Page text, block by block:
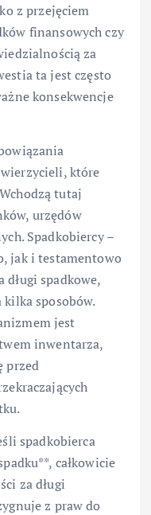
z przejęciem
finansowych czy
za
ta jest często
konsekwencje
które
tutaj
urzędów
Spadkobiercy –
jak i testamentowo
długi spadkowe,
sposobów.
jest
inwentarza,
przed
spadkobierca
całkowicie
za długi
z praw do